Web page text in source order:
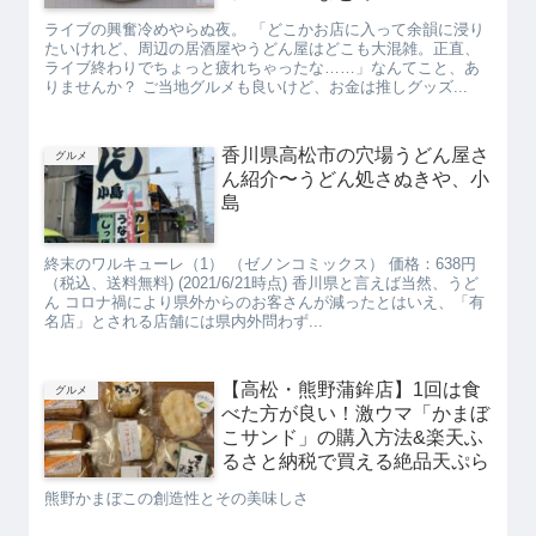
ライブの興奮冷めやらぬ夜。 「どこかお店に入って余韻に浸り
たいけれど、周辺の居酒屋やうどん屋はどこも大混雑。正直、
ライブ終わりでちょっと疲れちゃったな……」なんてこと、あ
りませんか？ ご当地グルメも良いけど、お金は推しグッズ...
グルメ
香川県高松市の穴場うどん屋さ
ん紹介〜うどん処さぬきや、小
島
終末のワルキューレ（1） （ゼノンコミックス） 価格：638円
（税込、送料無料) (2021/6/21時点) 香川県と言えば当然、うど
ん コロナ禍により県外からのお客さんが減ったとはいえ、「有
名店」とされる店舗には県内外問わず...
グルメ
【高松・熊野蒲鉾店】1回は食
べた方が良い！激ウマ「かまぼ
こサンド」の購入方法&楽天ふ
るさと納税で買える絶品天ぷら
熊野かまぼこの創造性とその美味しさ